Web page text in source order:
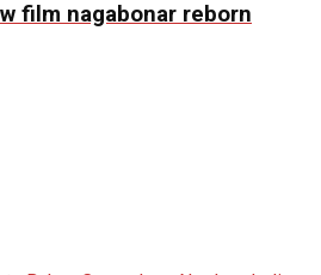
film nagabonar reborn